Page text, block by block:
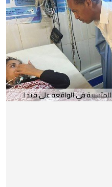
في الواقعة على قيد ا